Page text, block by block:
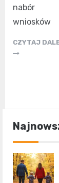
nabór
wniosków
CZYTAJ